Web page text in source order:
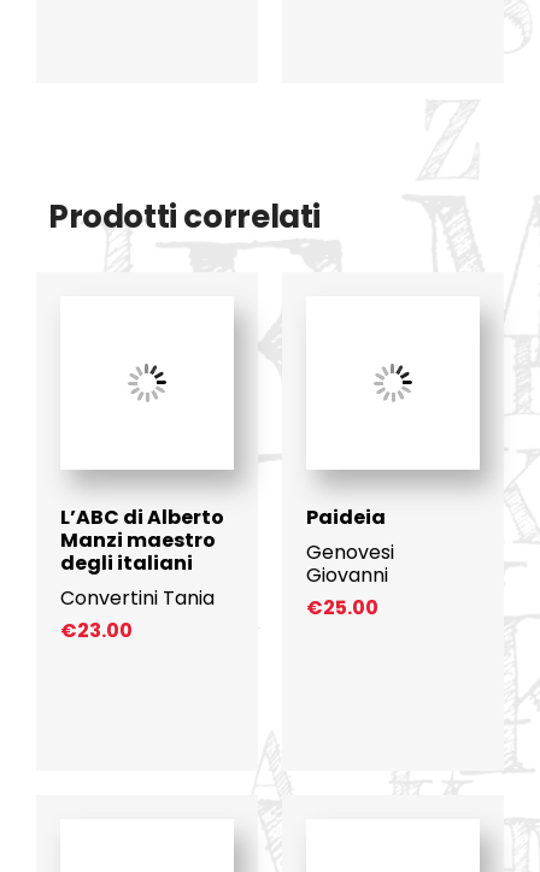
Prodotti correlati
L’ABC di Alberto
Manzi maestro
degli italiani
Convertini Tania
€23.00
Paideia
Genovesi
Giovanni
€25.00